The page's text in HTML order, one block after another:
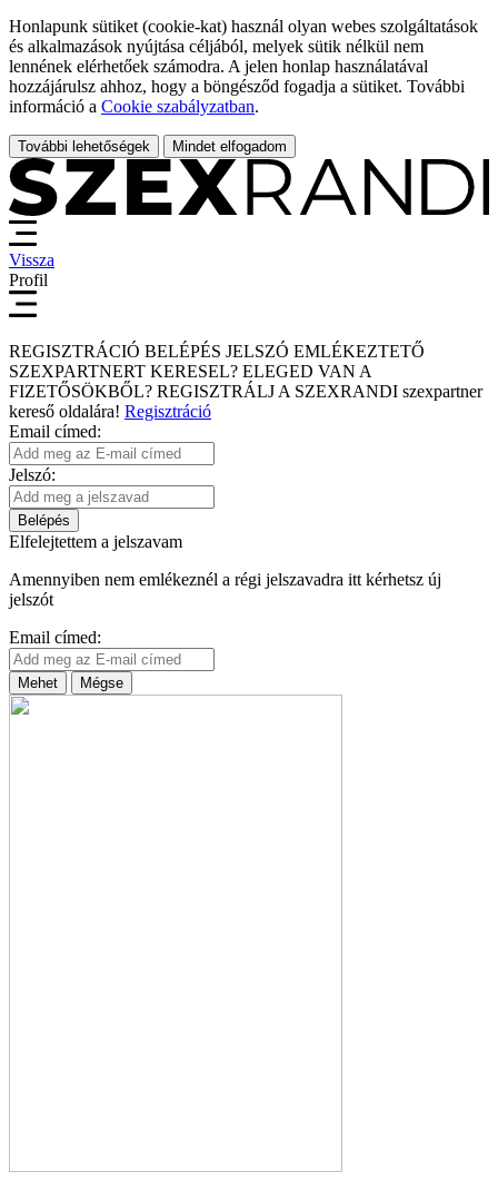
Honlapunk sütiket (cookie-kat) használ olyan webes szolgáltatások
és alkalmazások nyújtása céljából, melyek sütik nélkül nem
lennének elérhetőek számodra. A jelen honlap használatával
hozzájárulsz ahhoz, hogy a böngésződ fogadja a sütiket. További
információ a Cookie szabályzatban.
További lehetőségek Mindet elfogadom
Vissza
Profil
REGISZTRÁCIÓ BELÉPÉS JELSZÓ EMLÉKEZTETŐ
SZEXPARTNERT KERESEL? ELEGED VAN A
FIZETŐSÖKBŐL? REGISZTRÁLJ A SZEXRANDI szexpartner
kereső oldalára! Regisztráció
Email címed:
Jelszó:
Belépés
Elfelejtettem a jelszavam
Amennyiben nem emlékeznél a régi jelszavadra itt kérhetsz új
jelszót
Email címed:
Mehet Mégse